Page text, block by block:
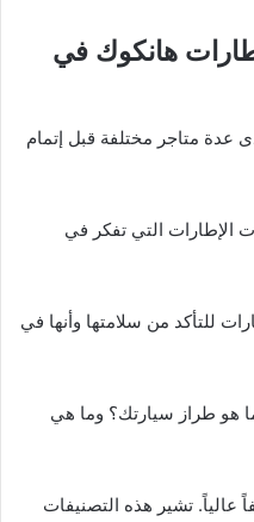
هانكوك في
عدة متاجر مختلفة قبل إتمام
الإطارات التي تفكر في
للتأكد من سلامتها وأنها في
هو طراز سيارتك؟ وما هي
عالياً. تشير هذه التصنيفات